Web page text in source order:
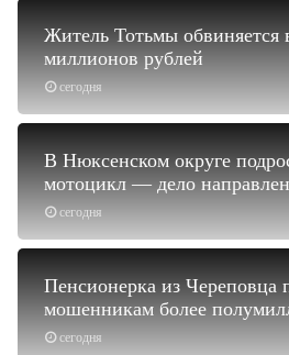
сегодня
Житель Тотьмы обвиняется
миллионов рублей
сегодня
В Нюксенском округе
мотоцикл — дело
сегодня
Пенсионерка из Череповца
мошенникам более